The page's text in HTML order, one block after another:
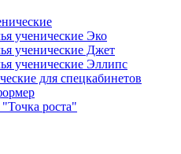
ученические Эко
ученические Джет
ученические Эллипс
для спецкабинетов
роста"